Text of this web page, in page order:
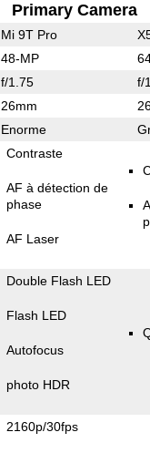
Primary Camera
Mi 9T Pro
48-MP
f/1.75 f/
26mm
Enorme
Contraste
AF à détection de
phase
AF Laser
Double Flash LED
Flash LED
Autofocus
photo HDR
2160p/30fps